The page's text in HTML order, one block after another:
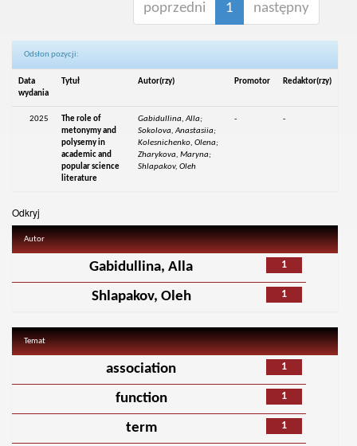
poprzedni 1 następny
Odsłon pozycji:
Data
wydania
Tytuł Autor(rzy) Promotor Redaktor(rzy)
2025
The role of
metonymy and
polysemy in
academic and
popular science
literature
Gabidullina, Alla;
Sokolova, Anastasiia;
Kolesnichenko, Olena;
Zharykova, Maryna;
Shlapakov, Oleh
- -
Odkryj
Autor
1
Gabidullina, Alla
1
Shlapakov, Oleh
Temat
1
association
1
function
1
term